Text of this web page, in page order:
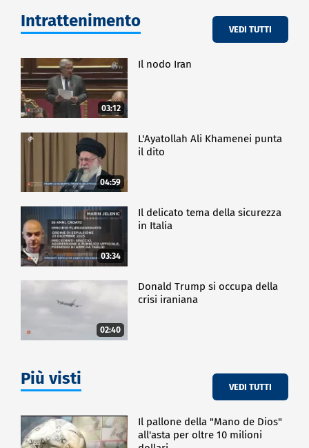
Intrattenimento VEDI TUTTI
03:12
Il nodo Iran
04:59
L'Ayatollah Ali Khamenei punta
il dito
03:34
Il delicato tema della sicurezza
in Italia
02:40
Donald Trump si occupa della
crisi iraniana
Più visti VEDI TUTTI
Il pallone della "Mano de Dios"
all'asta per oltre 10 milioni